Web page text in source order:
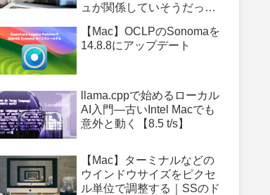
ュが関係していそうだった
【Mac】OCLPのSonomaを
14.8.8にアップデート
llama.cppで始めるローカル
AI入門—古いIntel Macでも
意外と動く【8.5 t/s】
【Mac】ターミナルなどの
ウインドウサイズをピクセ
ル単位で調整する｜SSのド